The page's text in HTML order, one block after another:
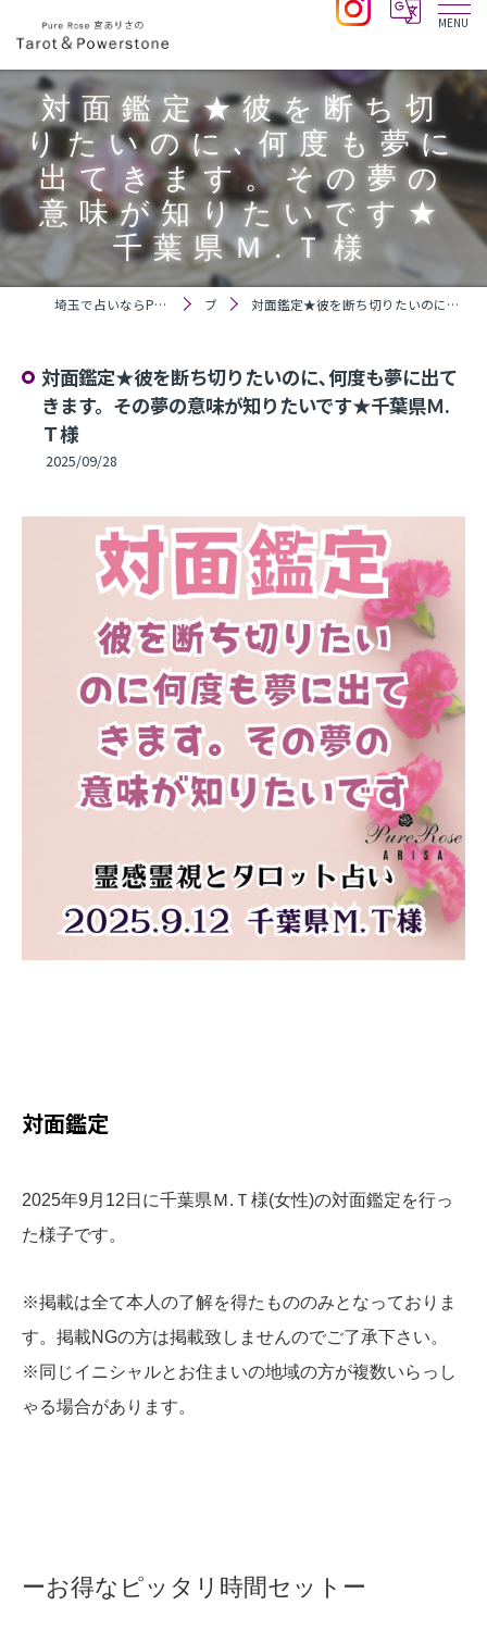
対面鑑定★彼を断ち切
りたいのに､何度も夢に
出てきます。その夢の
意味が知りたいです★
千葉県Ｍ.Ｔ様
埼玉で占いならPure Rose 宮ありさのTarot＆Powerstone ブログ 対面鑑定★彼を断ち切りたいのに､何度も夢に出てきます。その夢の意味が知りたいです★千葉県Ｍ.Ｔ様
対面鑑定★彼を断ち切りたいのに､何度も夢に出て
きます。その夢の意味が知りたいです★千葉県Ｍ.
Ｔ様
2025/09/28
​対面鑑定
2025年9月12日に千葉県Ｍ.Ｔ様(女性)の対面鑑定を行っ
た様子です。
※掲載は全て本人の了解を得たもののみとなっておりま
す。掲載NGの方は掲載致しませんのでご了承下さい。
※同じイニシャルとお住まいの地域の方が複数いらっし
ゃる場合があります。
ーお得なピッタリ時間セットー